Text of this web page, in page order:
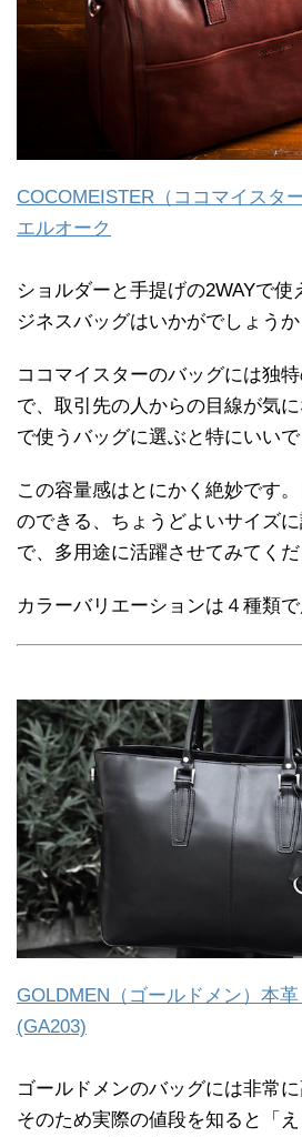
COCOMEISTER（ココマイスタ
エルオーク
ショルダーと手提げの2WAYで
ジネスバッグはいかがでしょうか
ココマイスターのバッグには独
で、取引先の人からの目線が気
で使うバッグに選ぶと特にいいで
この容量感はとにかく絶妙です
のできる、ちょうどよいサイズ
で、多用途に活躍させてみてくだ
カラーバリエーションは４種類で
GOLDMEN（ゴールドメン）本
(GA203)
ゴールドメンのバッグには非常に
そのため実際の値段を知ると「